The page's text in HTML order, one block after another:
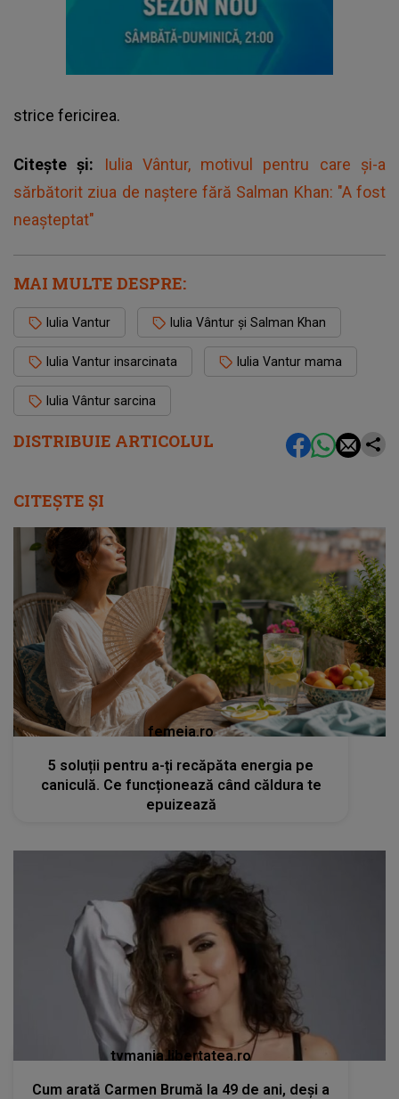
DISTRIBUIE ARTICOLUL
strice fericirea.
Citește și:
Iulia Vântur, motivul pentru care și-a
sărbătorit ziua de naștere fără Salman Khan: "A fost
neașteptat"
MAI MULTE DESPRE:
Iulia Vantur Iulia Vântur și Salman Khan
Iulia Vantur insarcinata Iulia Vantur mama
Iulia Vântur sarcina
CITEȘTE ȘI
femeia.ro
5 soluții pentru a-ți recăpăta energia pe
caniculă. Ce funcționează când căldura te
epuizează
tvmania.libertatea.ro
Cum arată Carmen Brumă la 49 de ani, deși a